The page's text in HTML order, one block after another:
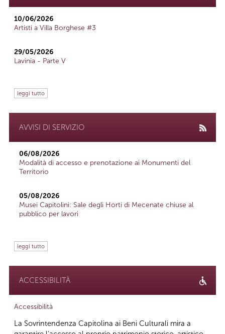
10/06/2026
Artisti a Villa Borghese #3
29/05/2026
Lavinia - Parte V
leggi tutto
AVVISI DI SERVIZIO
06/08/2026
Modalità di accesso e prenotazione ai Monumenti del
Territorio
05/08/2026
Musei Capitolini: Sale degli Horti di Mecenate chiuse al
pubblico per lavori
leggi tutto
ACCESSIBILITÀ
Accessibilità
La Sovrintendenza Capitolina ai Beni Culturali mira a